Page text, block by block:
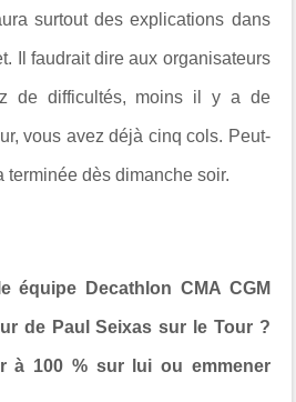
surtout des explications dans
Il faudrait dire aux organisateurs
de difficultés, moins il y a de
vous avez déjà cinq cols. Peut-
terminée dès dimanche soir.
équipe Decathlon CMA CGM
de Paul Seixas sur le Tour ?
à 100 % sur lui ou emmener